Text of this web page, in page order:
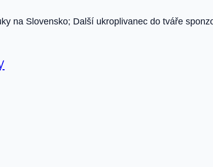
na Slovensko; Další ukroplivanec do tváře